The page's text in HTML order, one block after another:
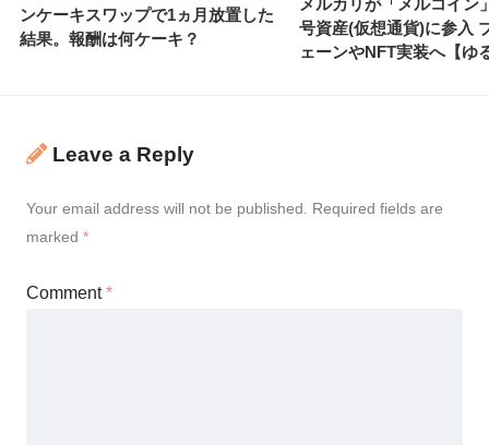
ンケーキスワップで1ヵ月放置した
結果。報酬は何ケーキ？
号資産(仮想通貨)に参入
ェーンやNFT実装へ【ゆ
Leave a Reply
Your email address will not be published.
Required fields are
marked *
Comment*